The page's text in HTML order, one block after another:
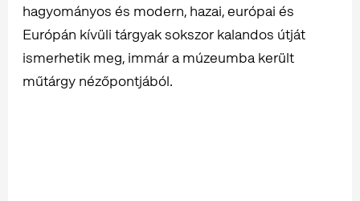
hagyományos és modern, hazai, európai és
Európán kívüli tárgyak sokszor kalandos útját
ismerhetik meg, immár a múzeumba került
műtárgy nézőpontjából.